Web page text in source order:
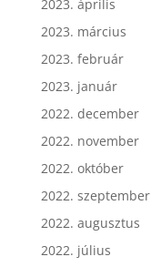
2023. április
2023. március
2023. február
2023. január
2022. december
2022. november
2022. október
2022. szeptember
2022. augusztus
2022. július